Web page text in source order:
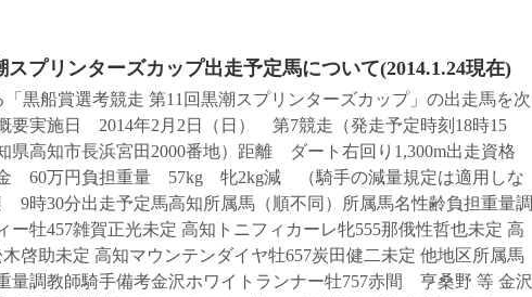
プリンターズカップ出走予定馬について(2014.1.24現在)
黒船賞選考競走 第11回黒潮スプリンターズカップ」の出走馬を次
要実施日 2014年2月2日（日） 第7競走（発走予定時刻18時15
高知市長浜宮田2000番地）距離 ダート右回り1,300m出走資格
金 60万円負担重量 57kg 牝2kg減 （騎手の減量規定は適用しな
時30分出走予定馬高知所属馬（順不同）所属馬名性齢負担重量調
ー牡457雑賀正光未定 高知トニフィカーレ牝555那俄性哲也未定 高
啓助未定 高知マウンテンダイヤ牡657炭田健二未定 他地区所属馬
量調教師騎手備考金沢ホワイトランナー牡757赤間 亨桑野 等 金沢